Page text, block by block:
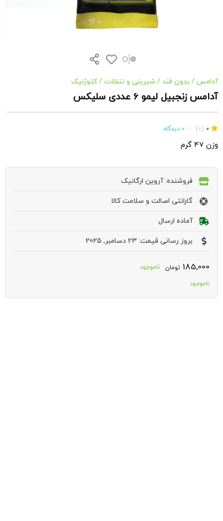
آدامس / بدون قند / شیرینی و تنقلات /کتوژنیک
آدامس زنجبیل لیمو 6 عددی سلیکس
0
(0)
• 0 دیدگاه
وزن 47 گرم
فروشنده: آروین ارگانیک
گارانتی اصالت و سلامت کالا
آماده ارسال
بروز رسانی قیمت: 23 دسامبر, 2025
185,000 تومان
ناموجود
ناموجود